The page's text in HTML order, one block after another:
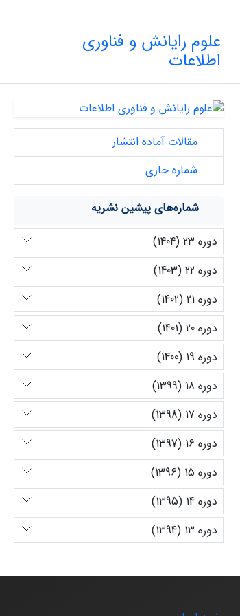
علوم رایانش و فناوری
اطلاعات
مقالات آماده انتشار
شماره جاری
شماره‌های پیشین نشریه
دوره 23 (1404)
دوره 22 (1403)
دوره 21 (1402)
دوره 20 (1401)
دوره 19 (1400)
دوره 18 (1399)
دوره 17 (1398)
دوره 16 (1397)
دوره 15 (1396)
دوره 14 (1395)
دوره 13 (1394)